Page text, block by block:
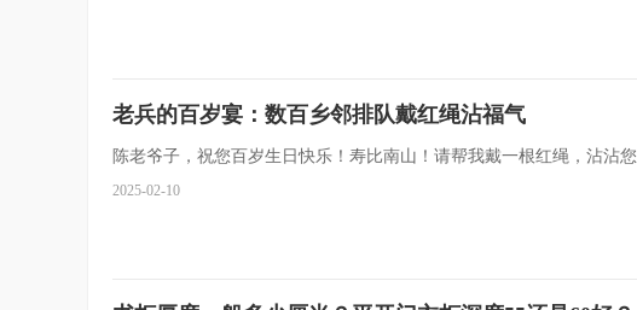
老兵的百岁宴：数百乡邻排队戴红绳沾福气
陈老爷子，祝您百岁生日快乐！寿比南山！请帮我戴一根红绳，沾沾您
2025-02-10